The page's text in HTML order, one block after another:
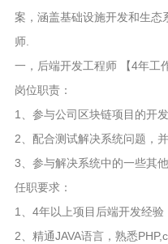
案，涵盖基础设施开发和生态
师.
一，后端开发工程师 【4年工
岗位职责：
1、参与公司区块链项目的开发
2、配合测试解决系统问题，
3、参与解决系统中的一些其
任职要求：
1、4年以上项目后端开发经验
2、精通JAVA语言，熟悉